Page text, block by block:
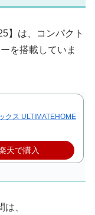
】は、コンパクト
を搭載していま
クス ULTIMATEHOME
天で購入
、